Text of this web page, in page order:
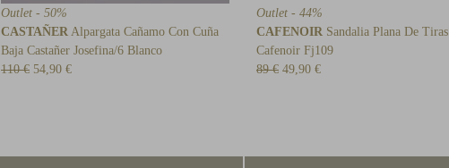
Outlet - 50%
CASTAÑER Alpargata Cañamo Con Cuña
Baja Castañer Josefina/6 Blanco
110 € 54,90 €
Outlet - 44%
CAFENOIR Sandalia Plana De Tiras
Cafenoir Fj109
89 € 49,90 €